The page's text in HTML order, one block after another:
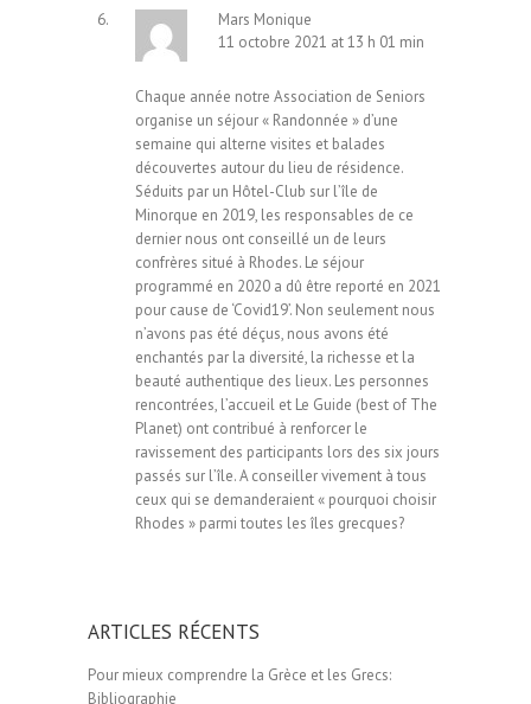
Mars Monique
11 octobre 2021 at 13 h 01 min
Chaque année notre Association de Seniors
organise un séjour « Randonnée » d’une
semaine qui alterne visites et balades
découvertes autour du lieu de résidence.
Séduits par un Hôtel-Club sur l’île de
Minorque en 2019, les responsables de ce
dernier nous ont conseillé un de leurs
confrères situé à Rhodes. Le séjour
programmé en 2020 a dû être reporté en 2021
pour cause de ‘Covid19’. Non seulement nous
n’avons pas été déçus, nous avons été
enchantés par la diversité, la richesse et la
beauté authentique des lieux. Les personnes
rencontrées, l’accueil et Le Guide (best of The
Planet) ont contribué à renforcer le
ravissement des participants lors des six jours
passés sur l’île. A conseiller vivement à tous
ceux qui se demanderaient « pourquoi choisir
Rhodes » parmi toutes les îles grecques?
ARTICLES RÉCENTS
Pour mieux comprendre la Grèce et les Grecs:
Bibliographie